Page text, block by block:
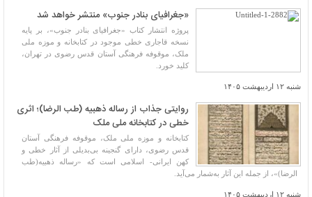
«جغرافیای بنادر جنوب» منتشر خواهد شد
پروژه انتشار کتاب «جغرافیای بنادر جنوب»، بر پایه
نسخه قاجاری خطی موجود در کتابخانه و موزه ملی
ملک، موقوفه فرهنگی آستان قدس رضوی در تهران،
کلید خورد.
شنبه ۱۲ اردیبهشت ۱۴۰۵
روایتی جذاب از رساله ذهبیه (طب ‌الرضا)؛ اثری
خطی در کتابخانه ملی ملک
کتابخانه و موزه ملی ملک، موقوفه فرهنگی آستان
قدس رضوی، دارای گنجینه بی‌بدیلی از آثار خطی و
کهن ایرانی- اسلامی است که «رساله ذهبیه(طب‌
الرضا)»، از جمله این آثار به‌شمار می‌آید.
شنبه ۱۲ اردیبهشت ۱۴۰۵